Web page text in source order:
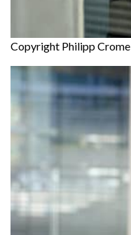
Copyright Philipp Crome